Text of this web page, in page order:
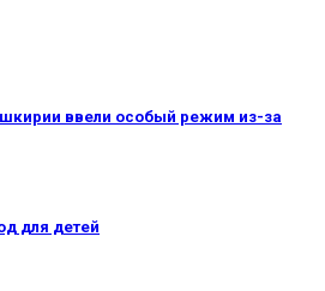
ввели особый режим из-за
для детей